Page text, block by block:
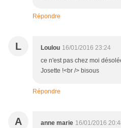
Répondre
L Loulou 16/01/2016 23:24
ce n'est pas chez moi
Josette !<br /> bisous
Répondre
A anne marie 16/01/2016